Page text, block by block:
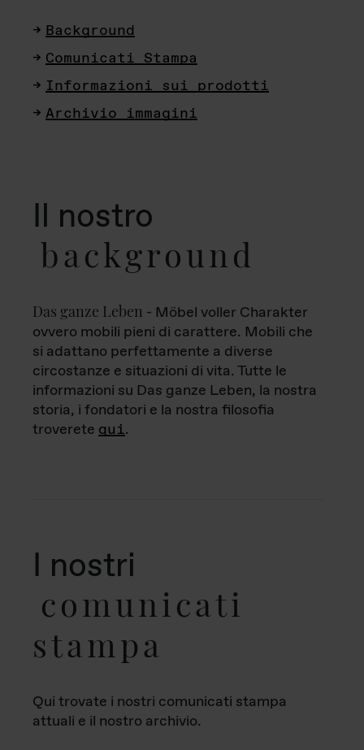
Background
Comunicati Stampa
Informazioni sui prodotti
Archivio immagini
Il nostro
background
Das ganze Leben - Möbel voller Charakter
ovvero mobili pieni di carattere. Mobili che
si adattano perfettamente a diverse
circostanze e situazioni di vita. Tutte le
informazioni su Das ganze Leben, la nostra
storia, i fondatori e la nostra filosofia
troverete qui.
I nostri
comunicati
stampa
Qui trovate i nostri comunicati stampa
attuali e il nostro archivio.